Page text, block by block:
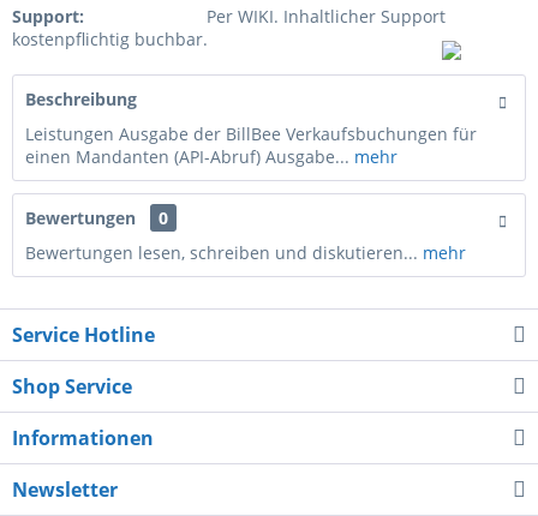
Support:
Per WIKI. Inhaltlicher Support
kostenpflichtig buchbar.
Beschreibung
Leistungen Ausgabe der BillBee Verkaufsbuchungen für
einen Mandanten (API-Abruf) Ausgabe... mehr
Bewertungen
0
Bewertungen lesen, schreiben und diskutieren... mehr
Service Hotline
Shop Service
Informationen
Newsletter